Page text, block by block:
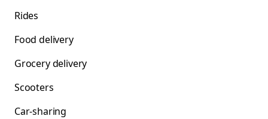
Rides
Food delivery
Grocery delivery
Scooters
Car-sharing